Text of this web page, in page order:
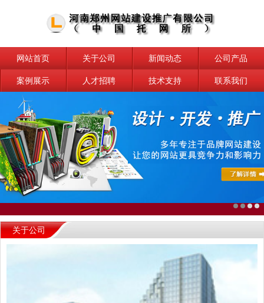
网站首页 关于公司 新闻动态 公司产品
案例展示 人才招聘 技术支持 联系我们
关于公司